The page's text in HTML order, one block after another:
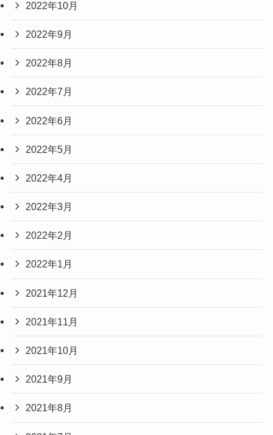
2022年10月
2022年9月
2022年8月
2022年7月
2022年6月
2022年5月
2022年4月
2022年3月
2022年2月
2022年1月
2021年12月
2021年11月
2021年10月
2021年9月
2021年8月